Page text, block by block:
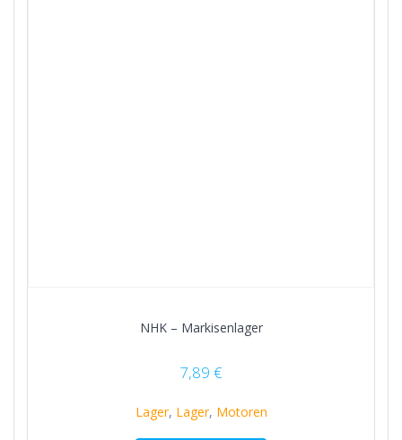
NHK – Markisenlager
7,89 €
Lager, Lager, Motoren